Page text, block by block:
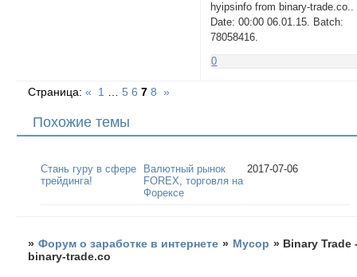
hyipsinfo from binary-trade.co..
Date: 00:00 06.01.15. Batch:
78058416.
0
Страница:« 1 … 5 6 7 8 »
Похожие темы
Стань гуру в сфере
трейдинга!
Валютный рынок
FOREX, торговля на
Форексе
2017-07-06
» Форум о заработке в интернете » Мусор » Binary Trade
binary-trade.co